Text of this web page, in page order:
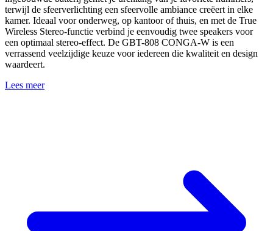
terwijl de sfeerverlichting een sfeervolle ambiance creëert in elke
kamer. Ideaal voor onderweg, op kantoor of thuis, en met de True
Wireless Stereo-functie verbind je eenvoudig twee speakers voor
een optimaal stereo-effect. De GBT-808 CONGA-W is een
verrassend veelzijdige keuze voor iedereen die kwaliteit en design
waardeert.
Lees meer